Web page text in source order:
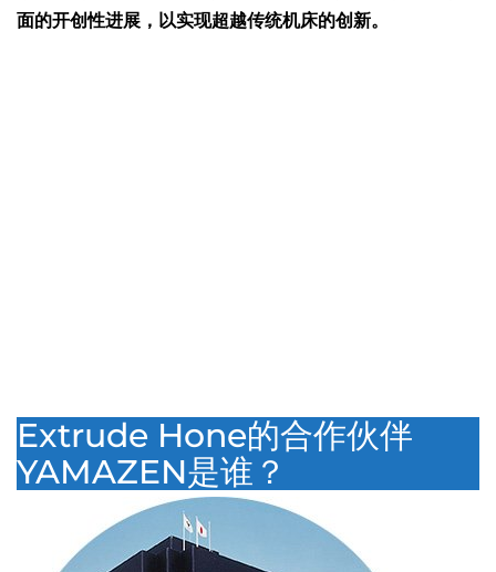
面的开创性进展，以实现超越传统机床的创新。
Extrude Hone的合作伙伴
YAMAZEN是谁？